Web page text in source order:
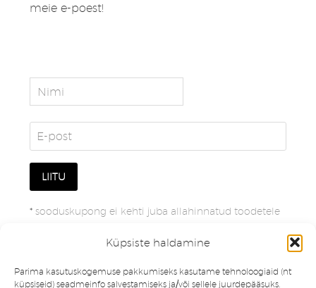
Küpsiste haldamine
Parima kasutuskogemuse pakkumiseks kasutame tehnoloogiaid (nt
küpsiseid) seadmeinfo salvestamiseks ja/või sellele juurdepääsuks.
meie e-poest!
* sooduskupong ei kehti juba allahinnatud toodetele